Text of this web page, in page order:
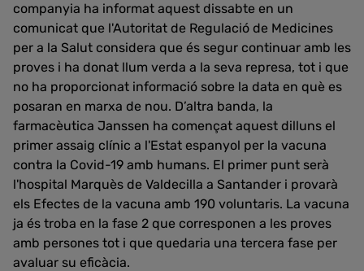
companyia ha informat aquest dissabte en un
comunicat que l'Autoritat de Regulació de Medicines
per a la Salut considera que és segur continuar amb les
proves i ha donat llum verda a la seva represa, tot i que
no ha proporcionat informació sobre la data en què es
posaran en marxa de nou. D’altra banda, la
farmacèutica Janssen ha començat aquest dilluns el
primer assaig clínic a l'Estat espanyol per la vacuna
contra la Covid-19 amb humans. El primer punt serà
l'hospital Marquès de Valdecilla a Santander i provarà
els Efectes de la vacuna amb 190 voluntaris. La vacuna
ja és troba en la fase 2 que corresponen a les proves
amb persones tot i que quedaria una tercera fase per
avaluar su eficàcia.